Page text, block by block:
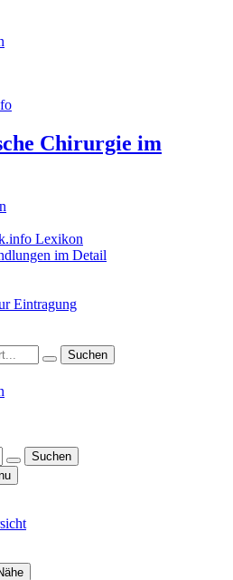
Chirurgie im
Lexikon
im Detail
Eintragung
Suchen
Suchen